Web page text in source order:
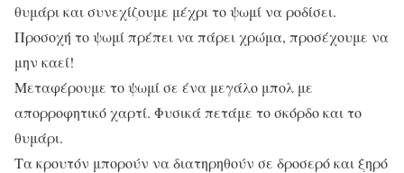
θυμάρι και συνεχίζουμε μέχρι το ψωμί να ροδίσει.
Προσοχή το ψωμί πρέπει να πάρει χρώμα, προσέχουμε να
μην καεί!
Μεταφέρουμε το ψωμί σε ένα μεγάλο μπολ με
απορροφητικό χαρτί. Φυσικά πετάμε το σκόρδο και το
θυμάρι.
Τα κρουτόν μπορούν να διατηρηθούν σε δροσερό και ξηρό